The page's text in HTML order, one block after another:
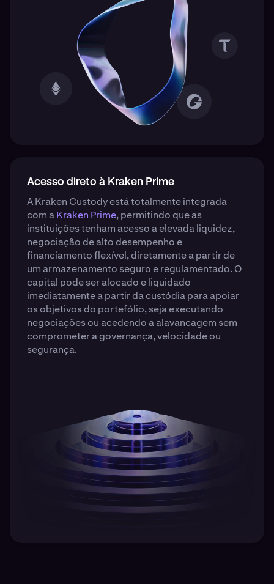
Acesso direto à Kraken Prime
A Kraken Custody está totalmente integrada
com aKraken Prime, permitindo que as
instituições tenham acesso a elevada liquidez,
negociação de alto desempenho e
financiamento flexível, diretamente a partir de
um armazenamento seguro e regulamentado. O
capital pode ser alocado e liquidado
imediatamente a partir da custódia para apoiar
os objetivos do portefólio, seja executando
negociações ou acedendo a alavancagem sem
comprometer a governança, velocidade ou
segurança.